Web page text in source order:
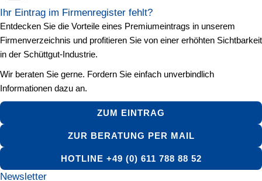
Ihr Eintrag im Firmenregister fehlt?
Entdecken Sie die Vorteile eines Premiumeintrags in unserem
Firmenverzeichnis und profitieren Sie von einer erhöhten Sichtbarkeit
in der Schüttgut-Industrie.
Wir beraten Sie gerne. Fordern Sie einfach unverbindlich
Informationen dazu an.
ZUM EINTRAG
ZUR BERATUNG PER MAIL
HOTLINE +49 (0) 611 788 88 52
Newsletter